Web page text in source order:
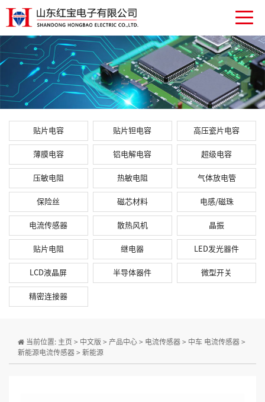
贴片电容 贴片钽电容 高压瓷片电容
薄膜电容 铝电解电容 超级电容
压敏电阻 热敏电阻 气体放电管
保险丝 磁芯材料 电感/磁珠
电流传感器 散热风机 晶振
贴片电阻 继电器 LED发光器件
LCD液晶屏 半导体器件 微型开关
精密连接器
当前位置: 主页 > 中文版 > 产品中心 > 电流传感器 > 中车 电流传感器 >
新能源电流传感器 > 新能源